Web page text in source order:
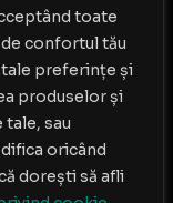
toate
confortul tău
preferințe și
produselor și
sau
oricând
dorești să afli
- 18:00
2018